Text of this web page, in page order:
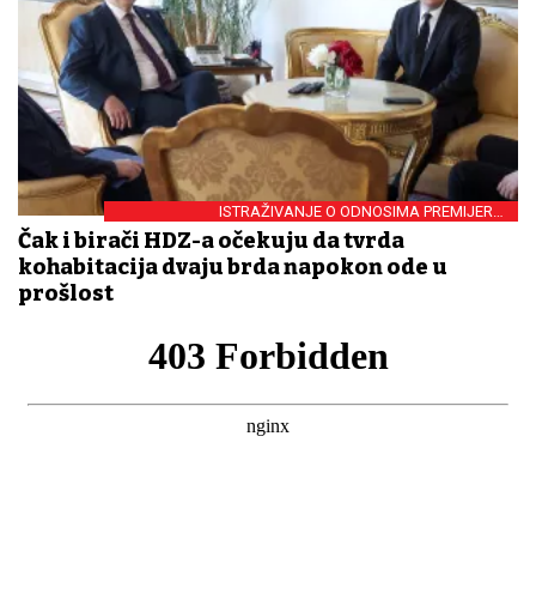
ISTRAŽIVANJE O ODNOSIMA PREMIJERA I
PREDSJEDNIKA
Čak i birači HDZ-a očekuju da tvrda
kohabitacija dvaju brda napokon ode u
prošlost